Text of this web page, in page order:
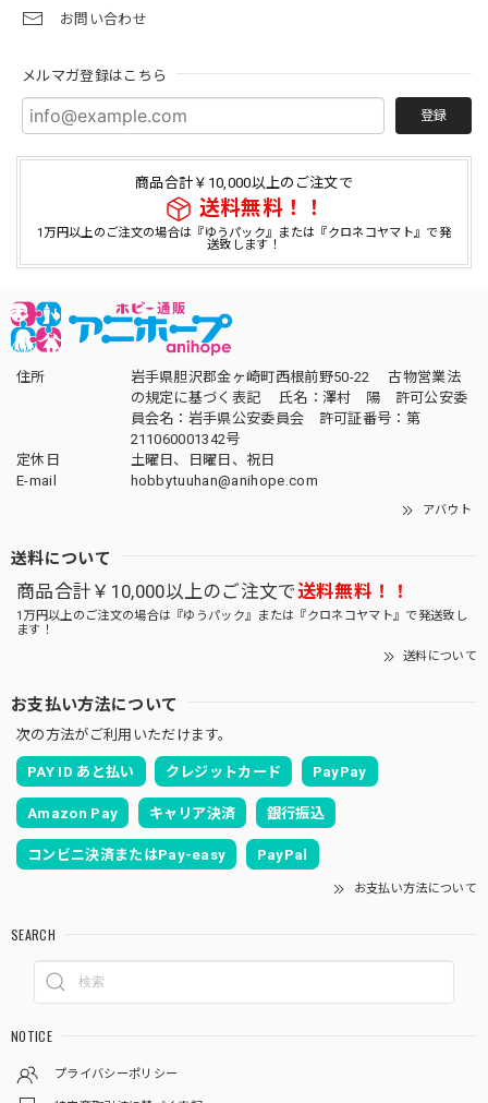
お問い合わせ
メルマガ登録はこちら
登録
商品合計￥10,000以上のご注文で
送料無料！！
1万円以上のご注文の場合は『ゆうパック』または『クロネコヤマト』で発
送致します！
住所
岩手県胆沢郡金ヶ崎町西根前野50-22 古物営業法
の規定に基づく表記 氏名：澤村 陽 許可公安委
員会名：岩手県公安委員会 許可証番号：第
211060001342号
定休日
土曜日、日曜日、祝日
E-mail
hobbytuuhan@anihope.com
アバウト
送料について
商品合計￥10,000以上のご注文で送料無料！！
1万円以上のご注文の場合は『ゆうパック』または『クロネコヤマト』で発送致し
ます！
送料について
お支払い方法について
次の方法がご利用いただけます。
PAY ID あと払い クレジットカード PayPay
Amazon Pay キャリア決済 銀行振込
コンビニ決済またはPay-easy PayPal
お支払い方法について
SEARCH
NOTICE
プライバシーポリシー